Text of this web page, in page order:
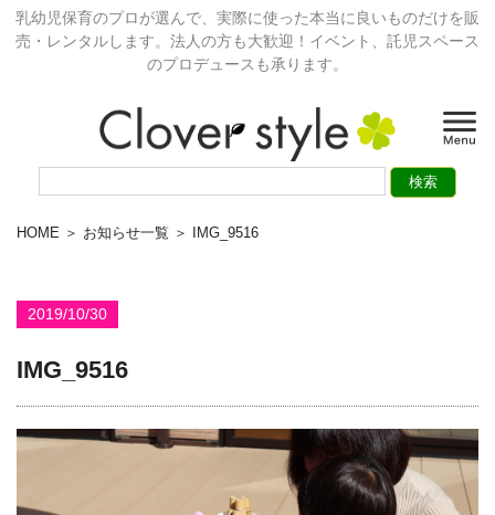
乳幼児保育のプロが選んで、実際に使った本当に良いものだけを販
売・レンタルします。法人の方も大歓迎！イベント、託児スペース
のプロデュースも承ります。
HOME ＞ お知らせ一覧 ＞ IMG_9516
2019/10/30
IMG_9516